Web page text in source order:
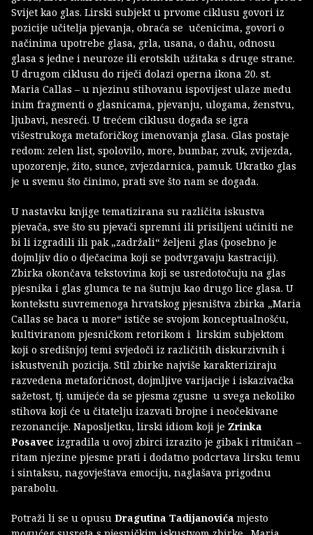
Svijet kao glas. Lirski subjekt u prvome ciklusu govori iz
pozicije učitelja pjevanja, obraća se učenicima, govori o
načinima upotrebe glasa, grla, usana, o dahu, odnosu
glasa s jedne i neuroze ili erotskih užitaka s druge strane.
U drugom ciklusu do riječi dolazi operna ikona 20. st.
Maria Callas – u njezinu stihovanu ispovijest ulaze među
inim fragmenti o glasnicama, pjevanju, ulogama, ženstvu,
ljubavi, nesreći. U trećem ciklusu događa se igra
višestrukoga metaforičkog imenovanja glasa. Glas postaje
redom: zelen list, spolovilo, more, bumbar, zvuk, zvijezda,
upozorenje, žito, sunce, zvjezdarnica, pamuk. Ukratko glas
je u svemu što činimo, prati sve što nam se događa.
U nastavku knjige tematizirana su različita iskustva
pjevača, sve što su pjevači spremni ili prisiljeni učiniti ne
bi li izgradili ili pak „zadržali“ željeni glas (posebno je
dojmljiv dio o dječacima koji se podvrgavaju kastraciji).
Zbirka okončava tekstovima koji se usredotočuju na glas
pjesnika i glas glumca te na šutnju kao drugo lice glasa. U
kontekstu suvremenoga hrvatskog pjesništva zbirka „Maria
Callas se baca u more“ ističe se svojom konceptualnošću,
kultiviranom pjesničkom retorikom i lirskim subjektom
koji o središnjoj temi svjedoči iz različitih diskurzivnih i
iskustvenih pozicija. Stil zbirke najviše karakteriziraju
razvedena metaforičnost, dojmljive varijacije i iskazivačka
sažetost, tj. umijeće da se pjesma zgusne u svega nekoliko
stihova koji će u čitatelju izazvati brojne i neočekivane
rezonancije. Naposljetku, lirski idiom koji je Zrinka
Posavec izgradila u ovoj zbirci izrazito je gibak i ritmičan –
ritam njezine pjesme prati i dodatno podcrtava lirsku temu
i sintaksu, nagovještava emociju, naglašava prigodnu
parabolu.
Potraži li se u opusu Dragutina Tadijanovića mjesto